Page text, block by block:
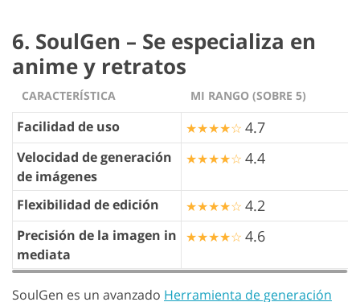
6. SoulGen – Se especializa en
anime y retratos
CARACTERÍSTICA MI RANGO (SOBRE 5)
Facilidad de uso ★★★★☆ 4.7
Velocidad de generación
de imágenes
★★★★☆ 4.4
Flexibilidad de edición ★★★★☆ 4.2
Precisión de la imagen in
mediata
★★★★☆ 4.6
SoulGen es un avanzado Herramienta de generación